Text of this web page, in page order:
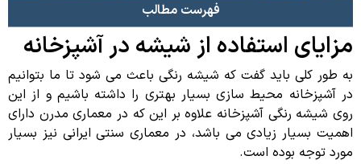
فهرست مطالب
مزایای استفاده از شیشه در آشپزخانه
به طور کلی باید گفت که شیشه رنگی باعث می شود تا ما بتوانیم
در آشپزخانه محیط سازی بسیار بهتری را داشته باشیم و از این
روی شیشه رنگی آشپزخانه علاوه بر این که در معماری مدرن دارای
اهمیت بسیار زیادی می باشد، در معماری سنتی ایرانی نیز بسیار
مورد توجه بوده است.